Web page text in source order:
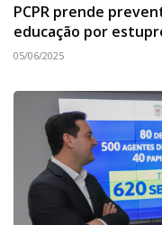
PCPR prende
educação por
05/06/2025